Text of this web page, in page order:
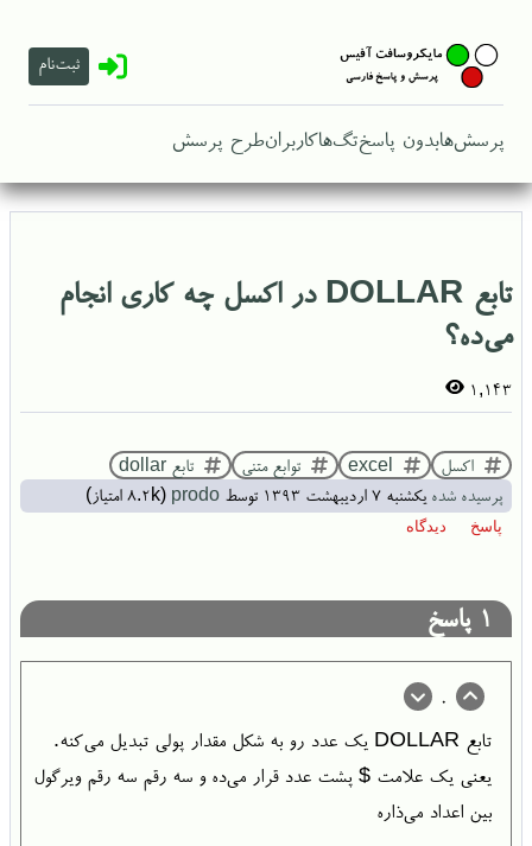
ثبت‌نام
پرسش‌هابدون پاسختگ‌هاکاربرانطرح پرسش
تابع DOLLAR در اکسل چه کاری انجام
می‌ده؟
1,143
اکسل excel توابع متنی
تابع dollar
پرسیده شده یکشنبه ۷ اردیبهشت ۱۳۹۳ توسط prodo
(
8.2k امتیاز)
1 پاسخ
0
تابع DOLLAR یک عدد رو به شکل مقدار پولی تبدیل می‌کنه.
یعنی یک علامت $ پشت عدد قرار می‌ده و سه رقم سه رقم ویرگول
بین اعداد می‌ذاره